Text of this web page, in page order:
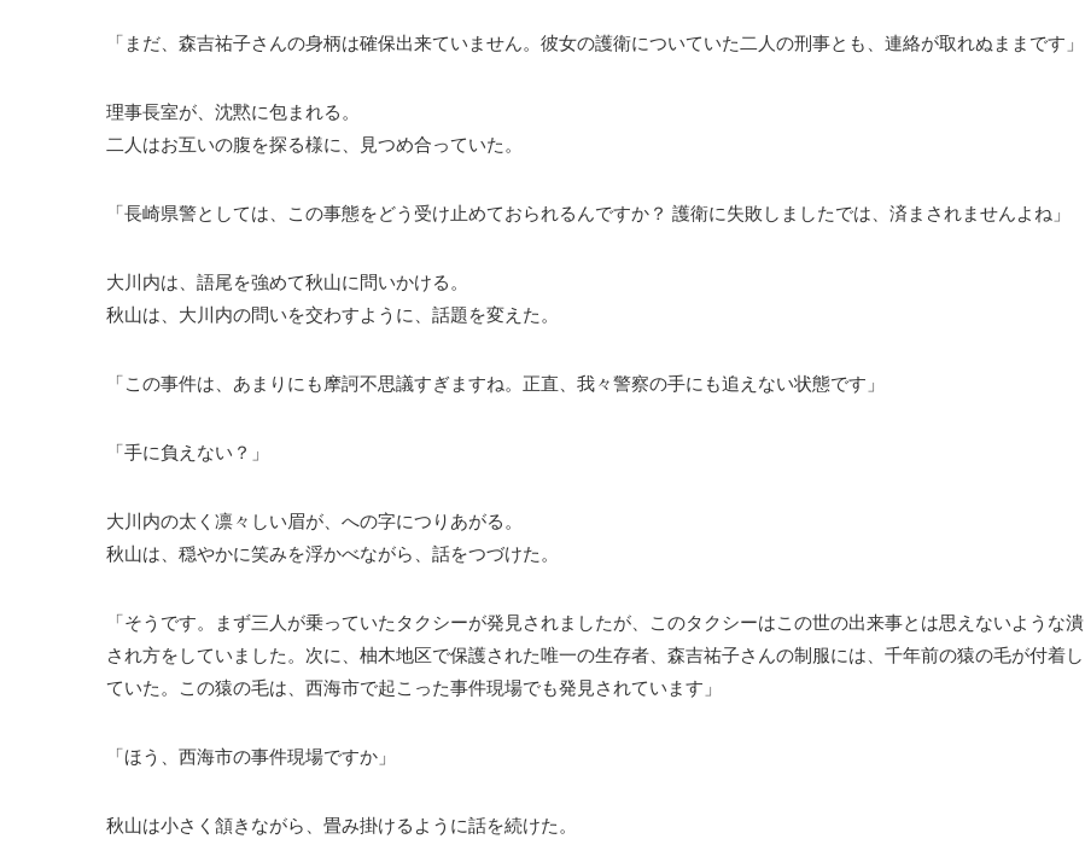
「まだ、森吉祐子さんの身柄は確保出来ていません。彼女の護衛についていた二人の刑事とも、連絡が取れぬままです」
理事長室が、沈黙に包まれる。
二人はお互いの腹を探る様に、見つめ合っていた。
「長崎県警としては、この事態をどう受け止めておられるんですか？ 護衛に失敗しましたでは、済まされませんよね」
大川内は、語尾を強めて秋山に問いかける。
秋山は、大川内の問いを交わすように、話題を変えた。
「この事件は、あまりにも摩訶不思議すぎますね。正直、我々警察の手にも追えない状態です」
「手に負えない？」
大川内の太く凛々しい眉が、への字につりあがる。
秋山は、穏やかに笑みを浮かべながら、話をつづけた。
「そうです。まず三人が乗っていたタクシーが発見されましたが、このタクシーはこの世の出来事とは思えないような潰
され方をしていました。次に、柚木地区で保護された唯一の生存者、森吉祐子さんの制服には、千年前の猿の毛が付着し
ていた。この猿の毛は、西海市で起こった事件現場でも発見されています」
「ほう、西海市の事件現場ですか」
秋山は小さく頷きながら、畳み掛けるように話を続けた。